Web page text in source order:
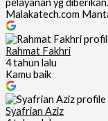
pelayanan yg
Malakatech.com
Rahmat Fakhri
4 tahun lalu
Kamu baik
Syafrian Aziz